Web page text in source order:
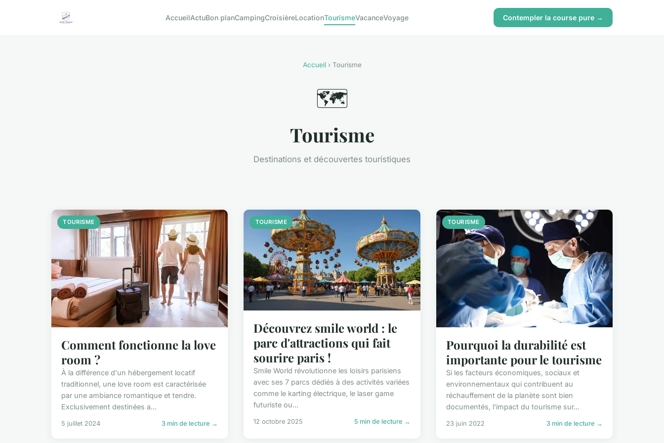
AccueilActuBon planCampingCroisièreLocationTourismeVacanceVoyage Contempler la course pure →
Accueil› Tourisme
🗺️
Tourisme
Destinations et découvertes touristiques
TOURISME
Comment fonctionne la love
room ?
À la différence d'un hébergement locatif
traditionnel, une love room est caractérisée
par une ambiance romantique et tendre.
Exclusivement destinées a...
5 juillet 2024 3 min de lecture →
TOURISME
Découvrez smile world : le
parc d'attractions qui fait
sourire paris !
Smile World révolutionne les loisirs parisiens
avec ses 7 parcs dédiés à des activités variées
comme le karting électrique, le laser game
futuriste ou...
12 octobre 2025 5 min de lecture →
TOURISME
Pourquoi la durabilité est
importante pour le tourisme
Si les facteurs économiques, sociaux et
environnementaux qui contribuent au
réchauffement de la planète sont bien
documentés, l'impact du tourisme sur...
23 juin 2022 3 min de lecture →